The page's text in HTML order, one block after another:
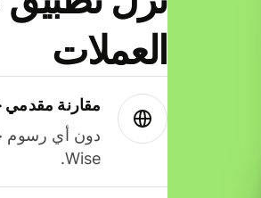
العملات
مقارنة مقدمي
دون أي رسوم
Wise.